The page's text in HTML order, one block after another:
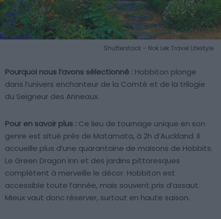
Shutterstock – Nok Lek Travel Lifestyle
Pourquoi nous l’avons sélectionné : Hobbiton plonge
dans l’univers enchanteur de la Comté et de la trilogie
du Seigneur des Anneaux.
Pour en savoir plus : Ce lieu de tournage unique en son
genre est situé près de Matamata, à 2h d’Auckland. Il
accueille plus d’une quarantaine de maisons de Hobbits.
Le Green Dragon Inn et des jardins pittoresques
complètent à merveille le décor. Hobbiton est
accessible toute l’année, mais souvent pris d’assaut.
Mieux vaut donc réserver, surtout en haute saison.